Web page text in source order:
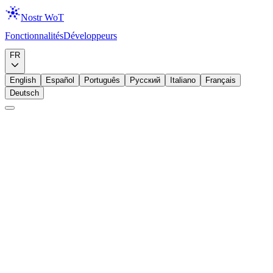
Nostr WoT
FonctionnalitésDéveloppeurs
FR
English Español Português Русский Italiano
Français
Deutsch